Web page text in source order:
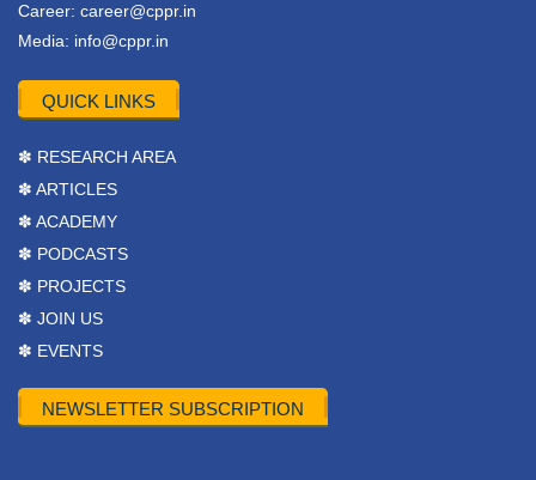
Career: career@cppr.in
Media: info@cppr.in
QUICK LINKS
✽ RESEARCH AREA
✽ ARTICLES
✽ ACADEMY
✽ PODCASTS
✽ PROJECTS
✽ JOIN US
✽ EVENTS
NEWSLETTER SUBSCRIPTION